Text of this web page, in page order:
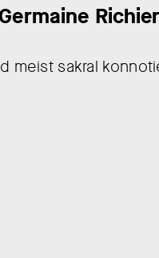
Richier
meist sakral